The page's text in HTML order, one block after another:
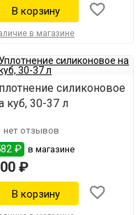
в магазине
силиконовое
куб, 30-37 л
нет отзывов
₽ в магазине
₽